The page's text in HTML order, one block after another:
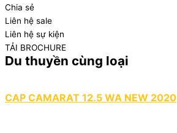
Chia sẻ
Liên hệ sale
Liên hệ sự kiện
TẢI BROCHURE
Du thuyền cùng loại
CAP CAMARAT 12.5 WA NEW 2020